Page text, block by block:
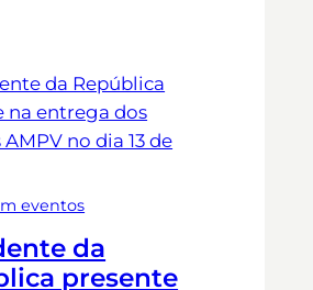
eventos
da
presente